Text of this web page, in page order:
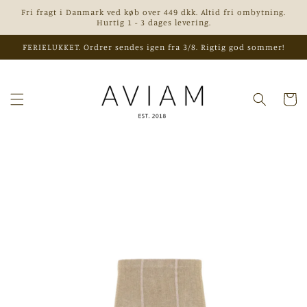
Gå til
Fri fragt i Danmark ved køb over 449 dkk. Altid fri ombytning.
Hurtig 1 - 3 dages levering.
FERIELUKKET. Ordrer sendes igen fra 3/8. Rigtig god sommer!